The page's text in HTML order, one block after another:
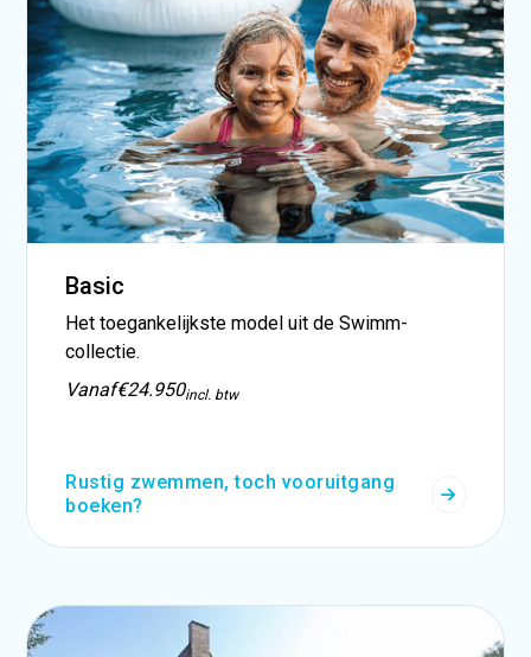
Basic
Het toegankelijkste model uit de Swimm-
collectie.
Vanaf€24.950incl. btw
Rustig zwemmen, toch vooruitgang
boeken?